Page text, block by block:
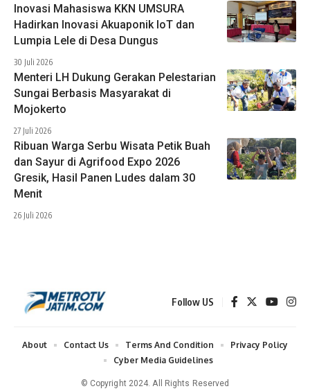
Inovasi Mahasiswa KKN UMSURA
Hadirkan Inovasi Akuaponik IoT dan
Lumpia Lele di Desa Dungus
30 Juli 2026
Menteri LH Dukung Gerakan Pelestarian
Sungai Berbasis Masyarakat di
Mojokerto
27 Juli 2026
Ribuan Warga Serbu Wisata Petik Buah
dan Sayur di Agrifood Expo 2026
Gresik, Hasil Panen Ludes dalam 30
Menit
26 Juli 2026
Follow US
© Copyright 2024. All Rights Reserved
About Contact Us Terms And Condition
Privacy Policy
Cyber Media Guidelines